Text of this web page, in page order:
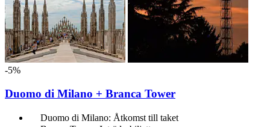
-5%
Duomo di Milano + Branca Tower
Duomo di Milano: Åtkomst till taket